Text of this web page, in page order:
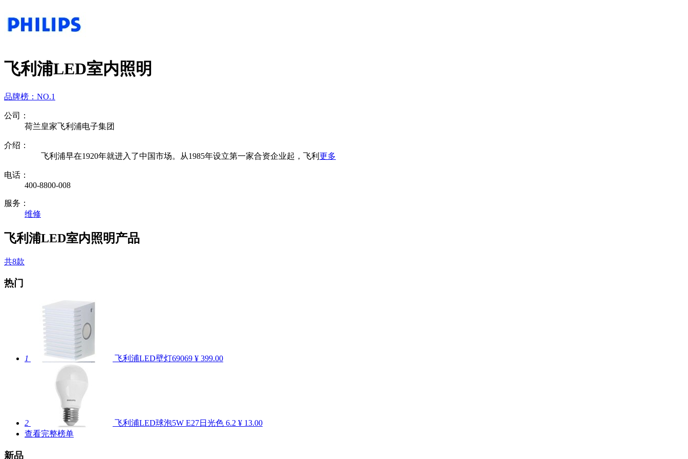
飞利浦LED室内照明
品牌榜： NO.1
公司：
荷兰皇家飞利浦电子集团
介绍：
飞利浦早在1920年就进入了中国市场。从1985年设立第一家合资企业起，飞利 更多
电话：
400-8800-008
服务：
维修
飞利浦LED室内照明产品
共8款
热门
1 飞利浦LED壁灯69069 ¥ 399.00
2 飞利浦LED球泡5W E27日光色 6.2 ¥ 13.00
查看完整榜单
新品